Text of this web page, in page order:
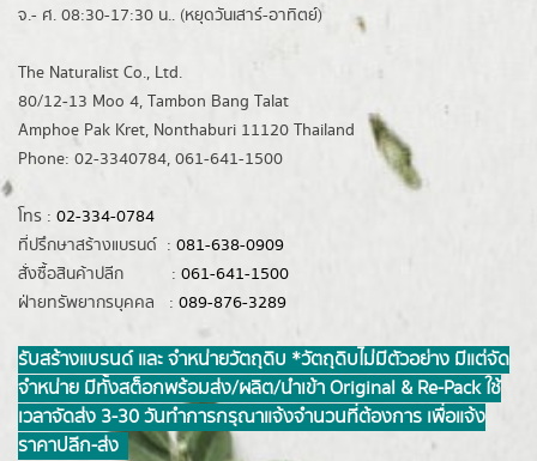
จ.- ศ. 08:30-17:30 น.. (หยุดวันเสาร์-อาทิตย์)
The Naturalist Co., Ltd.
80/12-13 Moo 4, Tambon Bang Talat
Amphoe Pak Kret, Nonthaburi 11120 Thailand
Phone: 02-3340784, 061-641-1500
โทร : 02-334-0784
ที่ปรึกษาสร้างแบรนด์ : 081-638-0909
สั่งซื้อสินค้าปลีก : 061-641-1500
ฝ่ายทรัพยากรบุคคล : 089-876-3289
รับสร้างแบรนด์ และ จำหน่ายวัตถุดิบ *วัตถุดิบไม่มีตัวอย่าง มีแต่จัด
จำหน่าย มีทั้งสต็อกพร้อมส่ง/ผลิต/นำเข้า Original & Re-Pack ใช้
เวลาจัดส่ง 3-30 วันทำการ กรุณาแจ้งจำนวนที่ต้องการ เพื่อแจ้ง
ราคาปลีก-ส่ง